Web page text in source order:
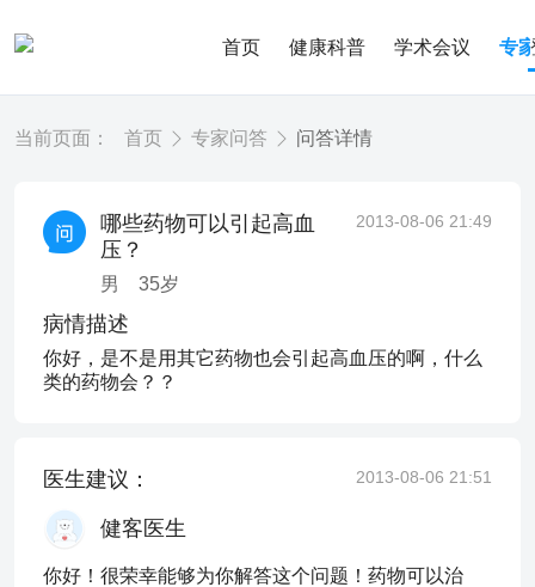
首页 健康科普 学术会议 专
当前页面： 首页 专家问答 问答详情
哪些药物可以引起高血
压？
男 35岁
2013-08-06 21:49
病情描述
你好，是不是用其它药物也会引起高血压的啊，什么
类的药物会？？
医生建议： 2013-08-06 21:51
健客医生
你好！很荣幸能够为你解答这个问题！药物可以治